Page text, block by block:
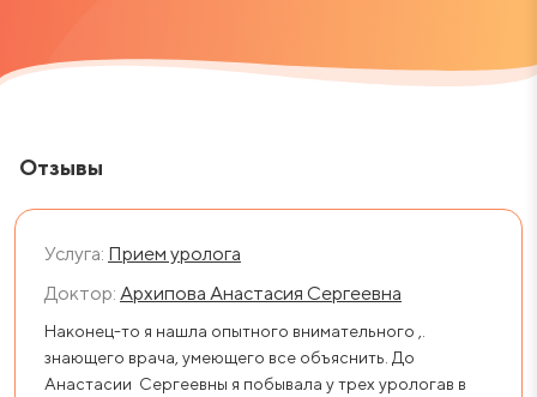
Отзывы
Услуга: Прием уролога
Доктор: Архипова Анастасия Сергеевна
Наконец-то я нашла опытного внимательного ,.
знающего врача, умеющего все объяснить. До
Анастасии Сергеевны я побывала у трех урологав в